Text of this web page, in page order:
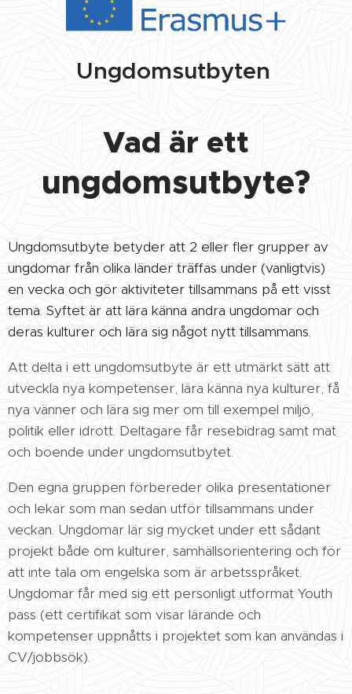
Ungdomsutbyten
Vad är ett
ungdomsutbyte?
Ungdomsutbyte betyder att 2 eller fler grupper av
ungdomar från olika länder träffas under (vanligtvis)
en vecka och gör aktiviteter tillsammans på ett visst
tema. Syftet är att lära känna andra ungdomar och
deras kulturer och lära sig något nytt tillsammans.
Att delta i ett ungdomsutbyte är ett utmärkt sätt att
utveckla nya kompetenser, lära känna nya kulturer, få
nya vänner och lära sig mer om till exempel miljö,
politik eller idrott. Deltagare får resebidrag samt mat
och boende under ungdomsutbytet.
Den egna gruppen förbereder olika presentationer
och lekar som man sedan utför tillsammans under
veckan. Ungdomar lär sig mycket under ett sådant
projekt både om kulturer, samhällsorientering och för
att inte tala om engelska som är arbetsspråket.
Ungdomar får med sig ett personligt utformat Youth
pass (ett certifikat som visar lärande och
kompetenser uppnåtts i projektet som kan användas i
CV/jobbsök).